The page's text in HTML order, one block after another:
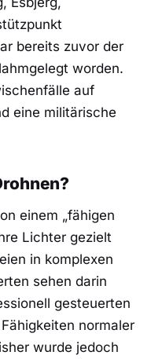
bereits zuvor der
worden.
auf
eine militärische
einem „fähigen
Lichter gezielt
in komplexen
sehen darin
gesteuerten
normaler
wurde jedoch